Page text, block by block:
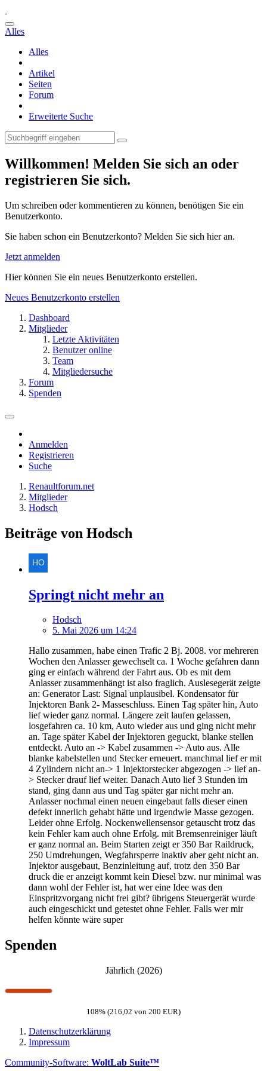
Alles
Alles
Artikel
Seiten
Forum
Erweiterte Suche
Willkommen! Melden Sie sich an oder
registrieren Sie sich.
Um schreiben oder kommentieren zu können, benötigen Sie ein
Benutzerkonto.
Sie haben schon ein Benutzerkonto? Melden Sie sich hier an.
Jetzt anmelden
Hier können Sie ein neues Benutzerkonto erstellen.
Neues Benutzerkonto erstellen
Dashboard
Mitglieder
Letzte Aktivitäten
Benutzer online
Team
Mitgliedersuche
Forum
Spenden
Anmelden
Registrieren
Suche
Renaultforum.net
Mitglieder
Hodsch
Beiträge von Hodsch
Springt nicht mehr an
Hodsch
5. Mai 2026 um 14:24
Hallo zusammen, habe einen Trafic 2 Bj. 2008. vor mehreren
Wochen den Anlasser gewechselt ca. 1 Woche gefahren dann
ging er einfach während der Fahrt aus. Ob es mit dem
Anlasser zusammenhängt ist also fraglich. Auslesegerät zeigte
an: Generator Last: Signal unplausibel. Kondensator für
Injektoren Bank 2- Masseschluss. Einen Tag später hin, Auto
lief wieder ganz normal. Längere zeit laufen gelassen,
losgefahren ca. 10 km, Auto wieder aus und ging nicht mehr
an. Tage später Kabel der Injektoren geguckt, blanke stellen
entdeckt. Auto an -> Kabel zusammen -> Auto aus. Alle
blanke kabelstellen und Stecker erneuert. manchmal lief er mit
4 Zylindern nicht an-> 1 Injektorstecker abgezogen -> lief an-
> Stecker drauf lief weiter. Danach Auto lief 3 Stunden im
stand, ging dann aus und Tag später gar nicht mehr an.
Anlasser nochmal einen neuen eingebaut falls dieser einen
defekt innerlich gehabt hätte und irgendwie Masse gezogen.
Leider ohne Erfolg. Nockenwellensensor getauscht trotz das
kein Fehler kam auch ohne Erfolg. mit Bremsenreiniger läuft
er ganz normal an. Beim Starten zeigt er 350 Bar Raildruck,
250 Umdrehungen, Wegfahrsperre inaktiv aber geht nicht an.
Injektor ausgebaut, Benzinleitung auf, trotz den 350 Bar
druck die er anzeigt kommt kein Diesel bzw. nur minimal was
dann wohl der Fehler ist, hat wer eine Idee was den
Einspritzvorgang nicht frei gibt? übrigens Steuergerät wurde
auch eingeschickt und getestet ohne Fehler. Falls wer mir
helfen könnte wäre super
Spenden
Jährlich (2026)
108% (216,02 von 200 EUR)
Datenschutzerklärung
Impressum
Community-Software: WoltLab Suite™